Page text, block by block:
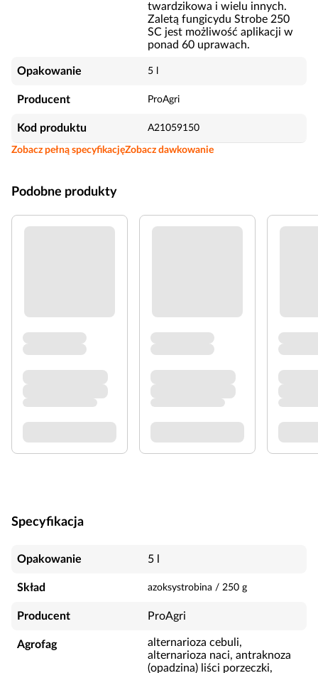
twardzikowa i wielu innych.
Zaletą fungicydu Strobe 250
SC jest możliwość aplikacji w
ponad 60 uprawach.
Opakowanie 5 l
Producent ProAgri
Kod produktu A21059150
Zobacz pełną specyfikacjęZobacz dawkowanie
Podobne produkty
Specyfikacja
Opakowanie 5 l
Skład azoksystrobina / 250 g
Producent ProAgri
Agrofag
alternarioza cebuli,
alternarioza naci, antraknoza
(opadzina) liści porzeczki,